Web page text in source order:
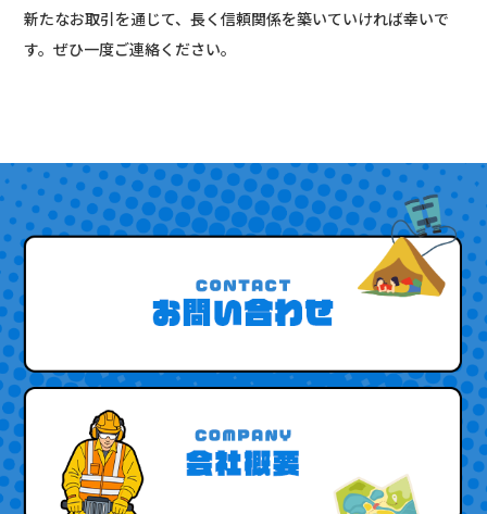
新たなお取引を通じて、長く信頼関係を築いていければ幸いで
す。ぜひ一度ご連絡ください。